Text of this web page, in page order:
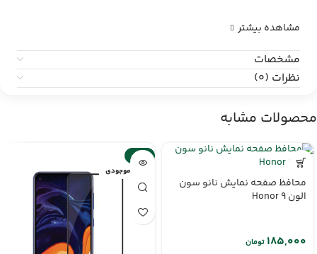
مشاهده بیشتر
مشخصات
نظرات (0)
محصولات مشابه
محافظ صفحه نمایش نانو سون
الون Honor 9
تومان
-14%
اتمام موجودی